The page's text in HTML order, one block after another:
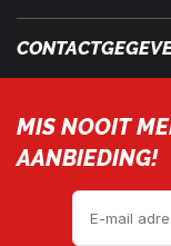
MIS NOOIT
AANBIEDING!